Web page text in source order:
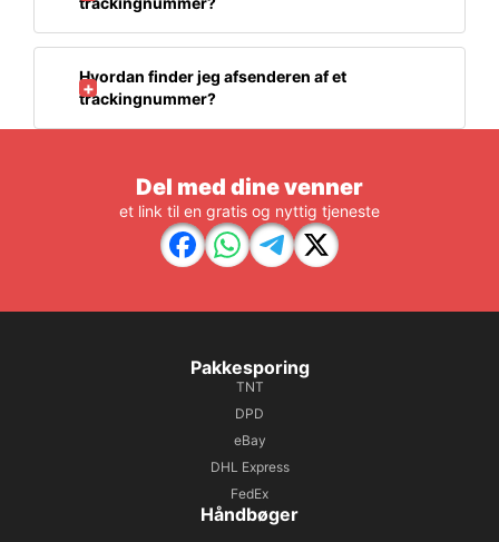
Hvordan finder jeg afsenderen af et
trackingnummer?
Del med dine venner
et link til en gratis og nyttig tjeneste
Pakkesporing
TNT
DPD
eBay
DHL Express
FedEx
Håndbøger